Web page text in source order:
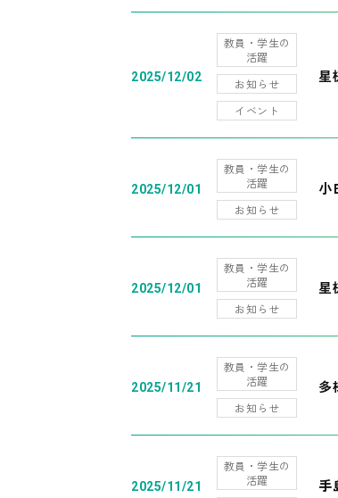
2025/12/02
教員・学生の
活躍
お知らせ
イベント
星
2025/12/01
教員・学生の
活躍
お知らせ
小
2025/12/01
教員・学生の
活躍
お知らせ
星
2025/11/21
教員・学生の
活躍
お知らせ
多
2025/11/21
教員・学生の
活躍
手